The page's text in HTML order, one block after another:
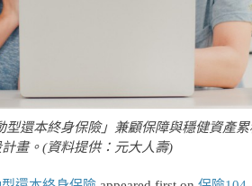
還本終身保險」兼顧保障與穩健資產
畫。(資料提供：元大人壽)